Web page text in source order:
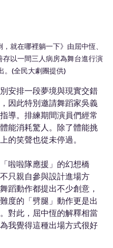
，就在哪裡躺一下》由屈中恆、
存以一間三人病房為舞台進行演
。(全民大劇團提供)
安排一段夢境與現實交錯
因此特別邀請舞蹈家吳義
導。排練期間演員們經常
能消耗驚人。除了體能挑
的笑聲也從未停過。
啦啦隊應援」的幻想橋
只親自參與設計進場方
蹈動作都提出不少創意，
度的「劈腿」動作更是出
對此，屈中恆的解釋相當
我覺得這種出場方式很好